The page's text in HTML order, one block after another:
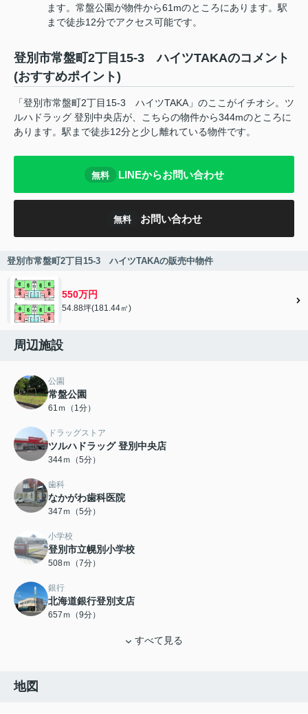
ます。常盤公園が物件から61mのところにあります。駅
まで徒歩12分でアクセス可能です。
登別市常盤町2丁目15-3 ハイツTAKAのコメント
(おすすめポイント)
「登別市常盤町2丁目15-3 ハイツTAKA」のここがイチオシ。ツ
ルハドラッグ 登別中央店が、こちらの物件から344mのところに
あります。駅まで徒歩12分と少し離れている物件です。
無料 LINEからお問い合わせ
無料 お問い合わせ
登別市常盤町2丁目15-3 ハイツTAKAの販売中物件
550万円
54.88坪(181.44㎡)
周辺施設
公園
常盤公園
61ｍ（1分）
ドラッグストア
ツルハドラッグ 登別中央店
344ｍ（5分）
歯科
なかがわ歯科医院
347ｍ（5分）
小学校
登別市立幌別小学校
508ｍ（7分）
銀行
北海道銀行登別支店
657ｍ（9分）
すべて見る
地図